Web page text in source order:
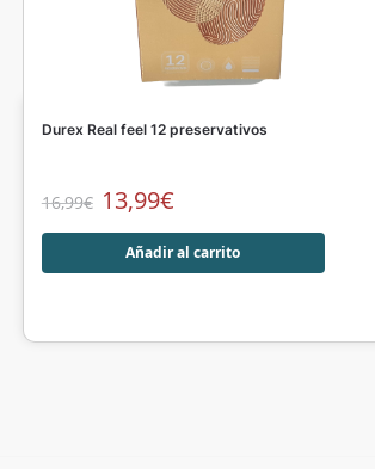
Durex Real feel 12 preservativos
16,99€ 13,99€
Añadir al carrito